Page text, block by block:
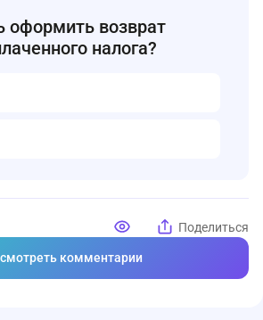
оформить возврат
налога?
Поделиться
комментарии